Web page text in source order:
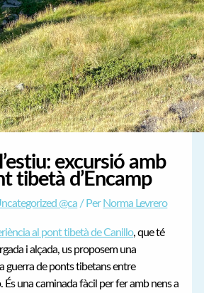
excursió amb
tibetà d’Encamp
@ca / Per Norma Levrero
al pont tibetà de Canillo, que té
i alçada, us proposem una
guerra de ponts tibetans entre
És una caminada fàcil per fer amb nens a